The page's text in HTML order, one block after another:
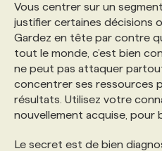
ANNONCEZ AVEC
Vous centrer sur un
justifier certaines décisions
Gardez en tête par contre
tout le monde, c’est bien
ne peut pas attaquer
concentrer ses ressources
résultats. Utilisez votre
nouvellement acquise, pour
Le secret est de bien